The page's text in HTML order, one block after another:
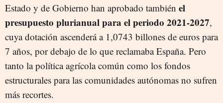
Estado y de Gobierno han aprobado también el
presupuesto plurianual para el periodo 2021-2027,
cuya dotación ascenderá a 1,0743 billones de euros para
7 años, por debajo de lo que reclamaba España. Pero
tanto la política agrícola común como los fondos
estructurales para las comunidades autónomas no sufren
más recortes.